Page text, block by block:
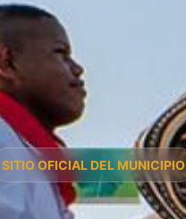
SITIO OFICIAL DEL MUNICIPIO